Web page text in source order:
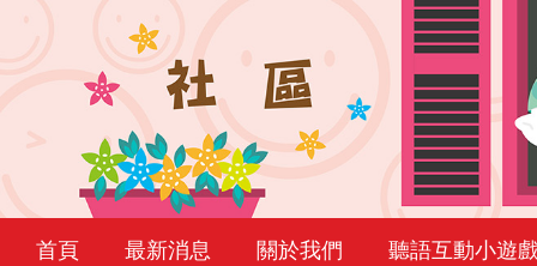
首頁 最新消息 關於我們
聽語互動小遊